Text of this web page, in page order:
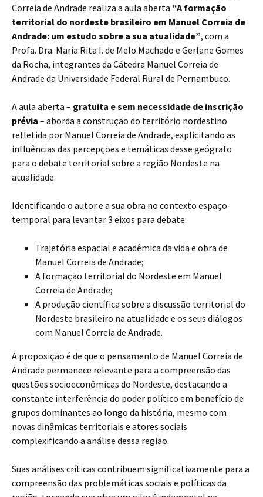
Correia de Andrade realiza a aula aberta “A formação
territorial do nordeste brasileiro em Manuel Correia de
Andrade: um estudo sobre a sua atualidade”, com a
Profa. Dra. Maria Rita I. de Melo Machado e Gerlane Gomes
da Rocha, integrantes da Cátedra Manuel Correia de
Andrade da Universidade Federal Rural de Pernambuco.
A aula aberta – gratuita e sem necessidade de inscrição
prévia – aborda a construção do território nordestino
refletida por Manuel Correia de Andrade, explicitando as
influências das percepções e temáticas desse geógrafo
para o debate territorial sobre a região Nordeste na
atualidade.
Identificando o autor e a sua obra no contexto espaço-
temporal para levantar 3 eixos para debate:
Trajetória espacial e acadêmica da vida e obra de
Manuel Correia de Andrade;
A formação territorial do Nordeste em Manuel
Correia de Andrade;
A produção científica sobre a discussão territorial do
Nordeste brasileiro na atualidade e os seus diálogos
com Manuel Correia de Andrade.
A proposição é de que o pensamento de Manuel Correia de
Andrade permanece relevante para a compreensão das
questões socioeconômicas do Nordeste, destacando a
constante interferência do poder político em benefício de
grupos dominantes ao longo da história, mesmo com
novas dinâmicas territoriais e atores sociais
complexificando a análise dessa região.
Suas análises críticas contribuem significativamente para a
compreensão das problemáticas sociais e políticas da